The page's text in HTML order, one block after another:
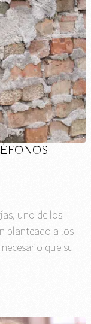
uno de los
planteado a los
que su